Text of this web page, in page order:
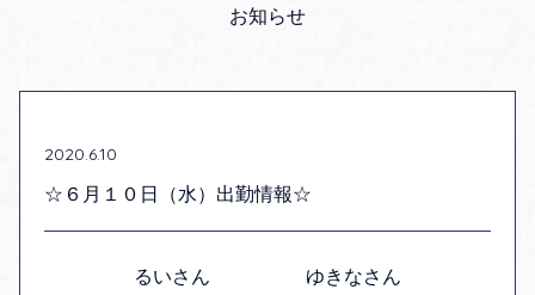
お知らせ
2020.6.10
☆６月１０日（水）出勤情報☆
るいさん ゆきなさん